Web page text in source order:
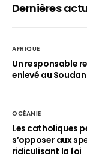
Dernières
AFRIQUE
Un responsable
enlevé au Soudan
OCÉANIE
Les catholiques
s’opposer aux
ridiculisant la foi